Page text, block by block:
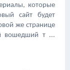
которые
сайт будет
же странице
вошедший т ...